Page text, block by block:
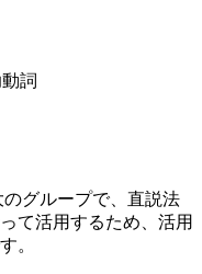
詞
グループで、直説法
て活用するため、活用
。